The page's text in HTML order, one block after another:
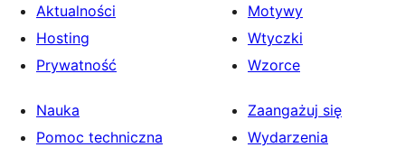
Aktualności
Hosting
Prywatność
Motywy
Wtyczki
Wzorce
Nauka
Pomoc techniczna
Zaangażuj się
Wydarzenia